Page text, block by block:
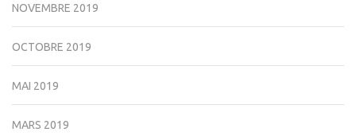
NOVEMBRE 2019
OCTOBRE 2019
MAI 2019
MARS 2019